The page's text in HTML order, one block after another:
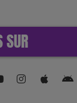
SUR